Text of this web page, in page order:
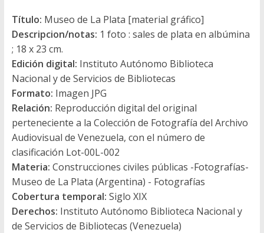
Título: Museo de La Plata [material gráfico]
Descripcion/notas: 1 foto : sales de plata en albúmina
; 18 x 23 cm.
Edición digital: Instituto Autónomo Biblioteca
Nacional y de Servicios de Bibliotecas
Formato: Imagen JPG
Relación: Reproducción digital del original
perteneciente a la Colección de Fotografía del Archivo
Audiovisual de Venezuela, con el número de
clasificación Lot-00L-002
Materia: Construcciones civiles públicas -Fotografías-
Museo de La Plata (Argentina) - Fotografías
Cobertura temporal: Siglo XIX
Derechos: Instituto Autónomo Biblioteca Nacional y
de Servicios de Bibliotecas (Venezuela)